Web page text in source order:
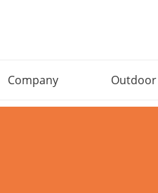
Company Outdoor